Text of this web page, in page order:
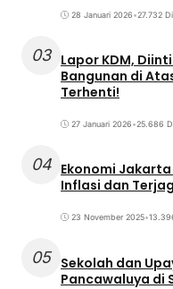
28 Januari 2026•27.732
03 Lapor KDM,
Bangunan di
Terhenti!
27 Januari 2026•25.686
04 Ekonomi
Inflasi dan
23 November 2025•
05 Sekolah dan
Pancawaluya di